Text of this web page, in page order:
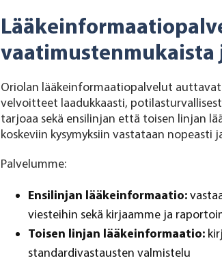
Oriolan lääkeinformaatiopalvelut
velvoitteet laadukkaasti,
tarjoaa sekä ensilinjan että toisen linjan
koskeviin kysymyksiin vastataan nopeasti
Palvelumme:
Ensilinjan lääkeinformaatio:
viesteihin sekä kirjaamme ja
Toisen linjan lääkeinformaatio:
standardivastausten valmistelu